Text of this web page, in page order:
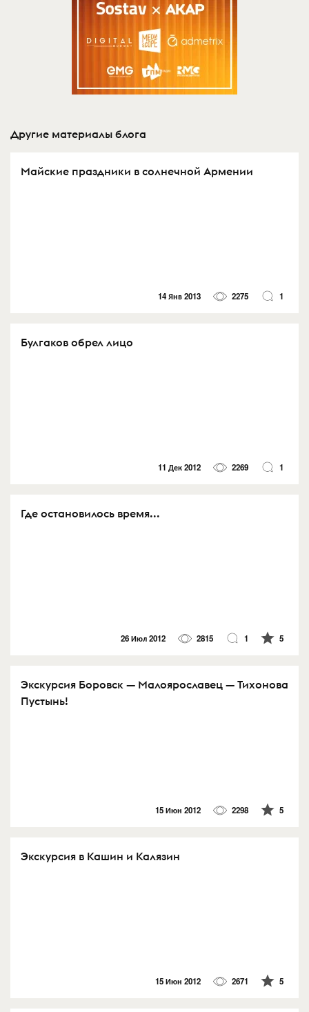
Другие материалы блога
Майские праздники в солнечной Армении
14 Янв 2013 2275 1
Булгаков обрел лицо
11 Дек 2012 2269 1
Где остановилось время...
26 Июл 2012 2815 1 5
Экскурсия Боровск — Малоярославец — Тихонова
Пустынь!
15 Июн 2012 2298 5
Экскурсия в Кашин и Калязин
15 Июн 2012 2671 5